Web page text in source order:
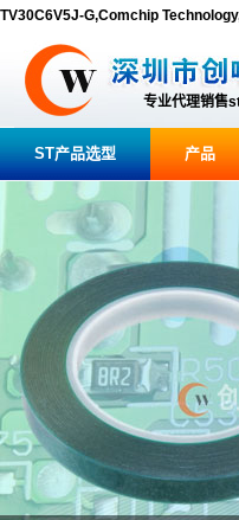
TV30C6V5J-G,Comchip
专业代理销售
ST产品选型 产品